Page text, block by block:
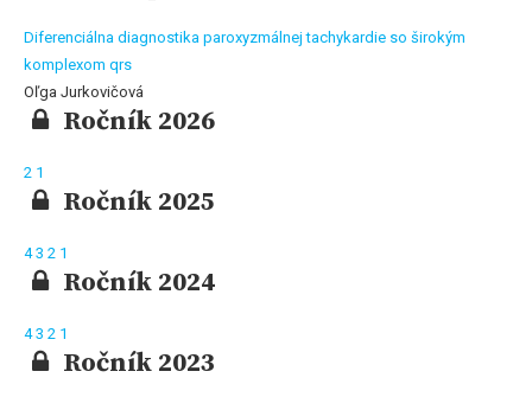
Diferenciálna diagnostika paroxyzmálnej tachykardie so širokým
komplexom qrs
Oľga Jurkovičová
Ročník 2026
2 1
Ročník 2025
43 2 1
Ročník 2024
43 2 1
Ročník 2023